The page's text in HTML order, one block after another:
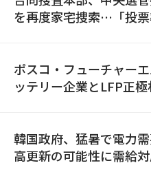
を再度家宅捜索…「投
ポスコ・フューチャー
ッテリー企業とLFP正
韓国政府、猛暑で電力
高更新の可能性に需給